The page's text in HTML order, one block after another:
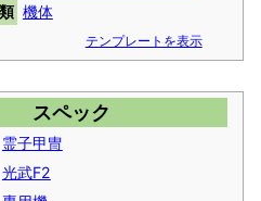
機体
テンプレートを表示
スペック
霊子甲冑
光武F2